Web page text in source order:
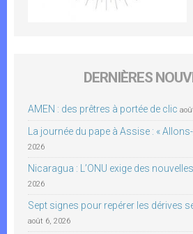
DERNIÈRES
AMEN : des prêtres à portée de clic
La journée du pape à Assise : « Allons-
2026
Nicaragua : L’ONU exige des
2026
Sept signes pour repérer les dérives
août 6, 2026